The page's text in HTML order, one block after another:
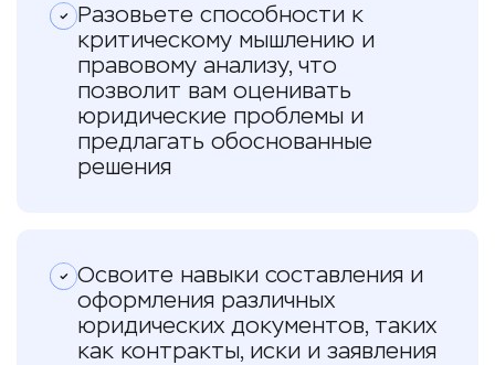
Разовьете способности к
критическому мышлению и
правовому анализу, что
позволит вам оценивать
юридические проблемы и
предлагать обоснованные
решения
Освоите навыки составления и
оформления различных
юридических документов, таких
как контракты, иски и заявления